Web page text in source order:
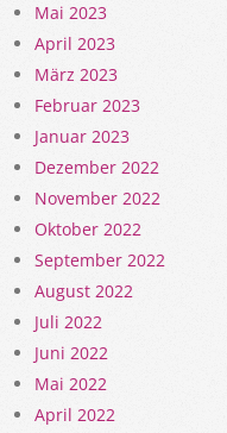
Mai 2023
April 2023
März 2023
Februar 2023
Januar 2023
Dezember 2022
November 2022
Oktober 2022
September 2022
August 2022
Juli 2022
Juni 2022
Mai 2022
April 2022